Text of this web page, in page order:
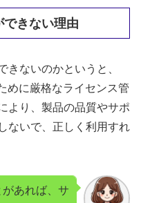
きない理由
きないのかというと、
めに厳格なライセンス管
より、製品の品質やサポ
ないで、正しく利用すれ
あれば、サ